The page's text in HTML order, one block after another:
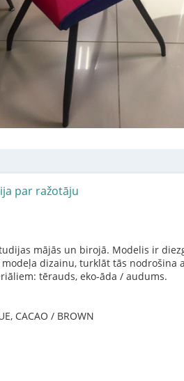
mājās un birojā. Modelis ir
dizainu, turklāt tās nodrošina
tērauds, eko-āda / audums.
CACAO / BROWN
par ražotāju